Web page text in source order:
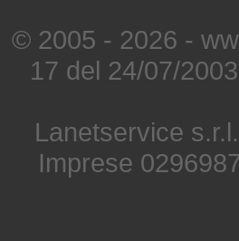
© 2005 - 2026 -
17 del 24/07/
Lanetservice
Imprese